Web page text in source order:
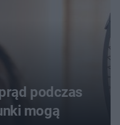
podczas
mogą